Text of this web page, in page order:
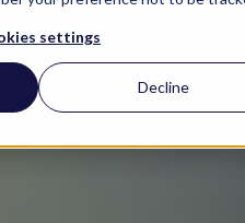
settings
Decline